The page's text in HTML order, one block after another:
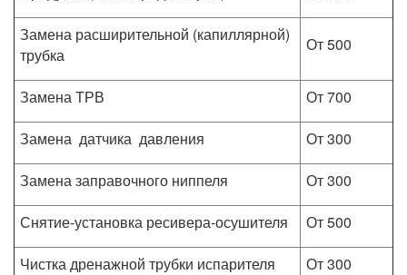
Замена расширительной (капиллярной)
трубка
От 500
Замена ТРВ
От 700
Замена датчика давления
От 300
Замена заправочного ниппеля
От 300
Снятие-установка ресивера-осушителя
От 500
Чистка дренажной трубки испарителя
От 300